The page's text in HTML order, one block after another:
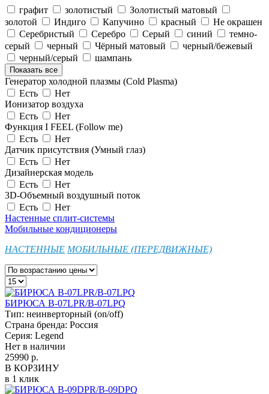
графит
золотистый
Золотистый матовый
золотой
Индиго Капучино красный
Не окрашен
Серебристый
Серебро Серый синий
темно-
серый
черный Чёрный матовый
черный/бежевый
черный/серый
шампань
Показать все
Генератор холодной плазмы (Cold Plasma)
Есть
Нет
Ионизатор воздуха
Есть
Нет
Функция I FEEL (Follow me)
Есть
Нет
Датчик присутствия (Умный глаз)
Есть
Нет
Дизайнерская модель
Есть
Нет
3D-Объемный воздушный поток
Есть
Нет
Настенные сплит-системы
Мобильные кондиционеры
НАСТЕННЫЕ МОБИЛЬНЫЕ (ПЕРЕДВИЖНЫЕ)
БИРЮСА B-07LPR/B-07LPQ
Тип: неинверторный (on/off)
Страна бренда: Россия
Серия: Legend
Нет в наличии
25990 р.
В КОРЗИНУ
в 1 клик